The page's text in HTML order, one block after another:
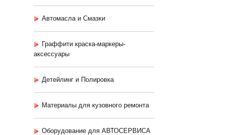
Автомасла и Смазки
Граффити краска-маркеры-
аксессуары
Детейлинг и Полировка
Материалы для кузовного ремонта
Оборудование для АВТОСЕРВИСА